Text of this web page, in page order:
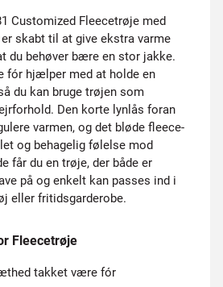
Customized Fleecetrøje med
skabt til at give ekstra varme
du behøver bære en stor jakke.
fór hjælper med at holde en
du kan bruge trøjen som
Den korte lynlås foran
varmen, og det bløde fleece-
og behagelig følelse mod
får du en trøje, der både er
på og enkelt kan passes ind i
eller fritidsgarderobe.
Fleecetrøje
takket være fór